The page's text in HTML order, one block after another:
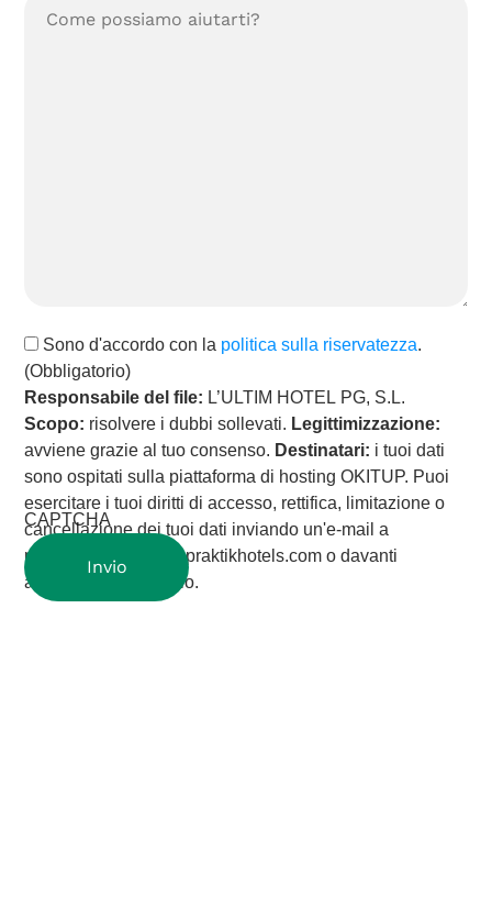
consulta:
Politica
sulla
riservatezza(Obbligatorio)
Sono d'accordo con la politica sulla riservatezza.
(Obbligatorio)
Responsabile del file: L’ULTIM HOTEL PG, S.L.
Scopo: risolvere i dubbi sollevati. Legittimizzazione:
avviene grazie al tuo consenso. Destinatari: i tuoi dati
sono ospitati sulla piattaforma di hosting OKITUP. Puoi
esercitare i tuoi diritti di accesso, rettifica, limitazione o
cancellazione dei tuoi dati inviando un'e-mail a
protecciondedatos@praktikhotels.com o davanti
all'autorità di controllo.
CAPTCHA